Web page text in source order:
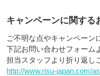
キャンペーンに関する
ご不明な点やキャンペーン
下記お問い合わせフォーム
担当スタッフより折り返し
http://www.risu-japan.com/